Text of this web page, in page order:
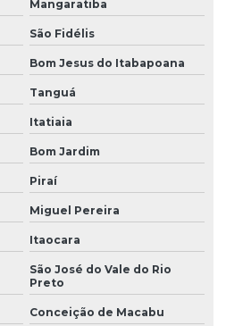
drone
de operação
Mangaratiba
São Fidélis
Bom Jesus do Itabapoana
Tanguá
Itatiaia
Bom Jardim
Piraí
Miguel Pereira
Itaocara
São José do Vale do Rio
Preto
Conceição de Macabu